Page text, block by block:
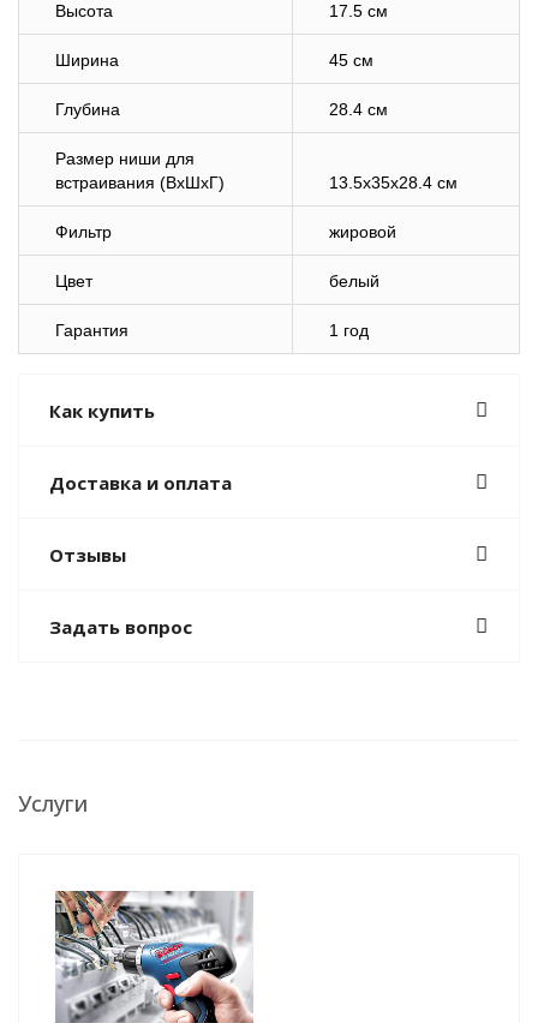
Высота 17.5 см
Ширина 45 см
Глубина 28.4 см
Размер ниши для
встраивания (ВхШхГ)
13.5х35х28.4 см
Фильтр жировой
Цвет белый
Гарантия 1 год
Как купить
Доставка и оплата
Отзывы
Задать вопрос
Услуги